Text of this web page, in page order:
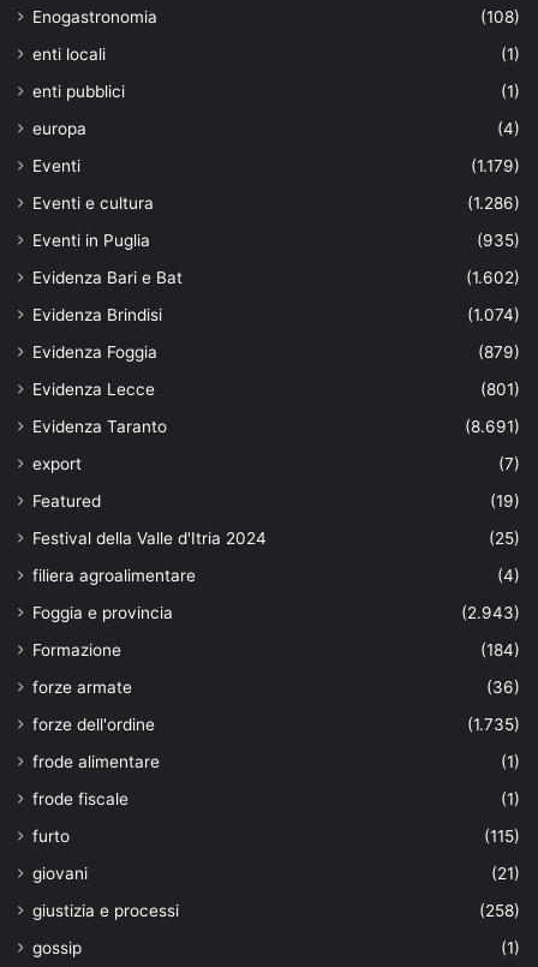
Enogastronomia
(108)
enti locali
(1)
enti pubblici
(1)
europa
(4)
Eventi
(1.179)
Eventi e cultura
(1.286)
Eventi in Puglia
(935)
Evidenza Bari e Bat
(1.602)
Evidenza Brindisi
(1.074)
Evidenza Foggia
(879)
Evidenza Lecce
(801)
Evidenza Taranto
(8.691)
export
(7)
Featured
(19)
Festival della Valle d'Itria 2024
(25)
filiera agroalimentare
(4)
Foggia e provincia
(2.943)
Formazione
(184)
forze armate
(36)
forze dell'ordine
(1.735)
frode alimentare
(1)
frode fiscale
(1)
furto
(115)
giovani
(21)
giustizia e processi
(258)
gossip
(1)